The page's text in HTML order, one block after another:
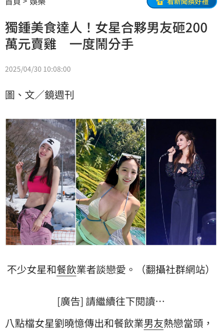
獨鍾美食達人！女星合夥男友砸200
萬元賣雞 一度鬧分手
2025/04/30 10:08:00
圖、文／鏡週刊
不少女星和餐飲業者談戀愛。（翻攝社群網站）
[廣告] 請繼續往下閱讀…
八點檔女星劉曉憶傳出和餐飲業男友熱戀當頭，